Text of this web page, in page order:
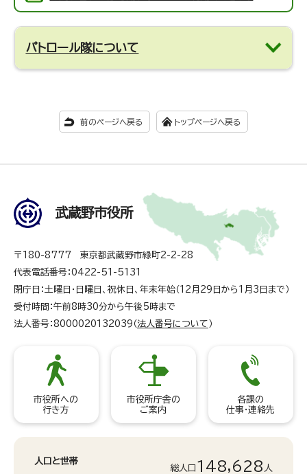
パトロール隊について
前のページへ戻る トップページへ戻る
武蔵野市役所
〒180-8777 東京都武蔵野市緑町2-2-28
代表電話番号：0422-51-5131
閉庁日：土曜日・日曜日、祝休日、年末年始（12月29日から1月3日まで）
受付時間：午前8時30分から午後5時まで
法人番号：8000020132039（法人番号について ）
市役所への
行き方
市役所庁舎の
ご案内
各課の
仕事・連絡先
人口と世帯
総人口 148,628 人